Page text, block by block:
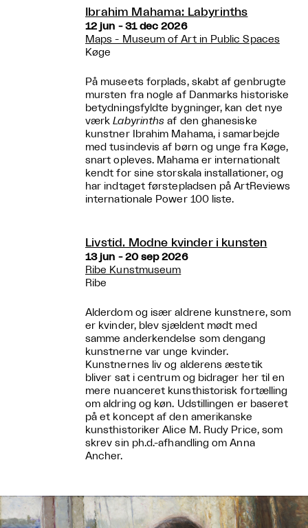
Ibrahim Mahama: Labyrinths
12 jun - 31 dec 2026
Maps - Museum of Art in Public Spaces
Køge
På museets forplads, skabt af genbrugte
mursten fra nogle af Danmarks historiske
betydningsfyldte bygninger, kan det nye
værkLabyrinths af den ghanesiske
kunstner Ibrahim Mahama, i samarbejde
med tusindevis af børn og unge fra Køge,
snart opleves. Mahama er internationalt
kendt for sine storskala installationer, og
har indtaget førstepladsen på ArtReviews
internationale Power 100 liste.
Livstid. Modne kvinder i kunsten
13 jun - 20 sep 2026
Ribe Kunstmuseum
Ribe
Alderdom og især aldrene kunstnere, som
er kvinder, blev sjældent mødt med
samme anderkendelse som dengang
kunstnerne var unge kvinder.
Kunstnernes liv og alderens æstetik
bliver sat i centrum og bidrager her til en
mere nuanceret kunsthistorisk fortælling
om aldring og køn. Udstillingen er baseret
på et koncept af den amerikanske
kunsthistoriker Alice M. Rudy Price, som
skrev sin ph.d.-afhandling om Anna
Ancher.